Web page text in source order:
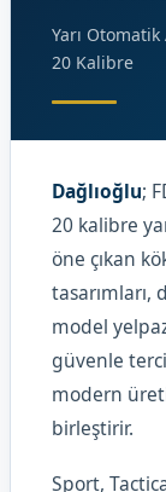
Yarı Otomatik
20 Kalibre
Dağlıoğlu;
20 kalibre
öne çıkan
tasarımları,
model
güvenle
modern
birleştirir.
Sport,